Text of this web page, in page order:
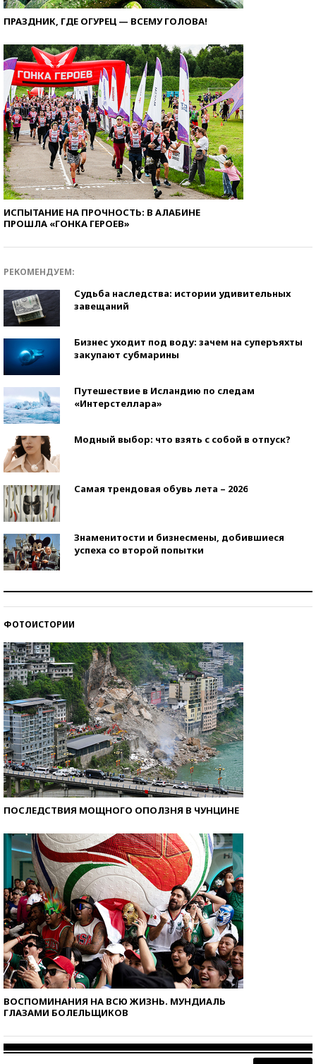
ПРАЗДНИК, ГДЕ ОГУРЕЦ — ВСЕМУ ГОЛОВА!
ИСПЫТАНИЕ НА ПРОЧНОСТЬ: В АЛАБИНЕ
ПРОШЛА «ГОНКА ГЕРОЕВ»
РЕКОМЕНДУЕМ:
Судьба наследства: истории удивительных
завещаний
Бизнес уходит под воду: зачем на суперъяхты
закупают субмарины
Путешествие в Исландию по следам
«Интерстеллара»
Модный выбор: что взять с собой в отпуск?
Самая трендовая обувь лета – 2026
Знаменитости и бизнесмены, добившиеся
успеха со второй попытки
ФОТОИСТОРИИ
ПОСЛЕДСТВИЯ МОЩНОГО ОПОЛЗНЯ В ЧУНЦИНЕ
ВОСПОМИНАНИЯ НА ВСЮ ЖИЗНЬ. МУНДИАЛЬ
ГЛАЗАМИ БОЛЕЛЬЩИКОВ